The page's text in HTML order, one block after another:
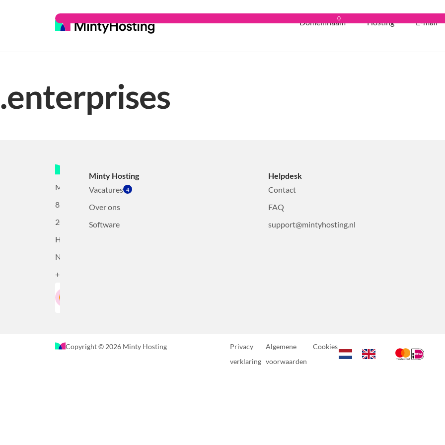
Domeinnaam Hosting E-mail
0
.enterprises
Mollerusweg
82
2031BZ
Haarlem,
Nederland
+31232305815
Minty Hosting
Vacatures 4
Over ons
Software
Helpdesk
Contact
FAQ
support@mintyhosting.nl
Copyright © 2026 Minty Hosting
Privacy
verklaring
Algemene
voorwaarden
Cookies